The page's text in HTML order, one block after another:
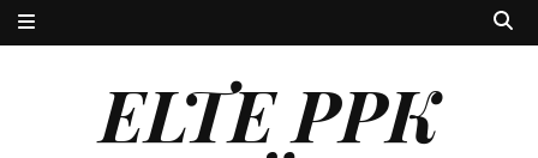
ELTE PPK